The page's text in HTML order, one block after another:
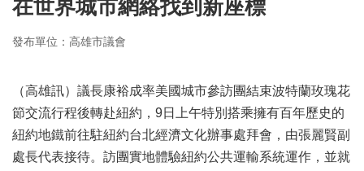
聞
動
大
資
在世界城市網絡找到新座標
發布單位：高雄市議會
（高雄訊）議長康裕成率美國城市參訪團結束波特蘭玫瑰花
節交流行程後轉赴紐約，9日上午特別搭乘擁有百年歷史的
紐約地鐵前往駐紐約台北經濟文化辦事處拜會，由張麗賢副
處長代表接待。訪團實地體驗紐約公共運輸系統運作，並就